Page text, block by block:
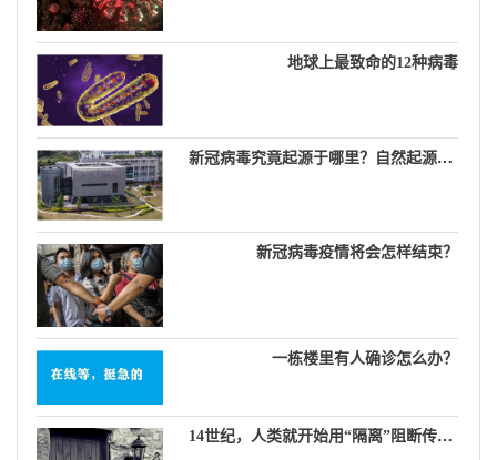
地球上最致命的12种病毒
新冠病毒究竟起源于哪里？自然起源说，生物武器说，实验室泄漏说……
新冠病毒疫情将会怎样结束？
一栋楼里有人确诊怎么办？
14世纪，人类就开始用“隔离”阻断传染病